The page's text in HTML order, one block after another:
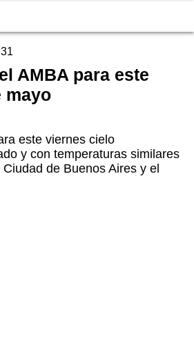
AMBA para este
mayo
este viernes cielo
y con temperaturas similares
de Buenos Aires y el